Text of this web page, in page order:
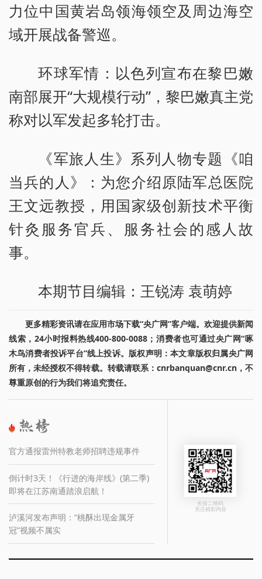
力位中国黄岩岛领海领空及周边海空
域开展战备警巡。
环球军情：以色列宣布在黎巴嫩
南部展开“大规模行动”，黎巴嫩真主党
称对以军发起多轮打击。
《军旅人生》系列人物专题《咱
当兵的人》：为您介绍原陆军总医院
王文远教授，用国家级创新技术平衡
针灸服务官兵、服务社会的感人故
事。
本期节目编辑：王锐涛 袁萌婷
更多精彩资讯请在应用市场下载“央广网”客户端。欢迎提供新闻
线索，24小时报料热线400-800-0088；消费者也可通过央广网“啄
木鸟消费者投诉平台”线上投诉。版权声明：本文章版权归属央广网
所有，未经授权不得转载。转载请联系：cnrbanquan@cnr.cn，不
尊重原创的行为我们将追究责任。
官方通报雷州特教老师招聘违规事件
倒计时3天！《行进的海岸线》(第二季)
即将在江苏南通踏浪启航！
泸溪河发布声明：“桃酥出现金属牙
冠”视频不属实
长按二维码
关注精彩内容